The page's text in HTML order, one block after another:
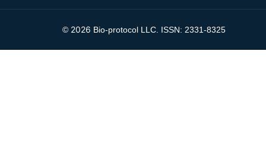
© 2026 Bio-protocol LLC. ISSN: 2331-8325